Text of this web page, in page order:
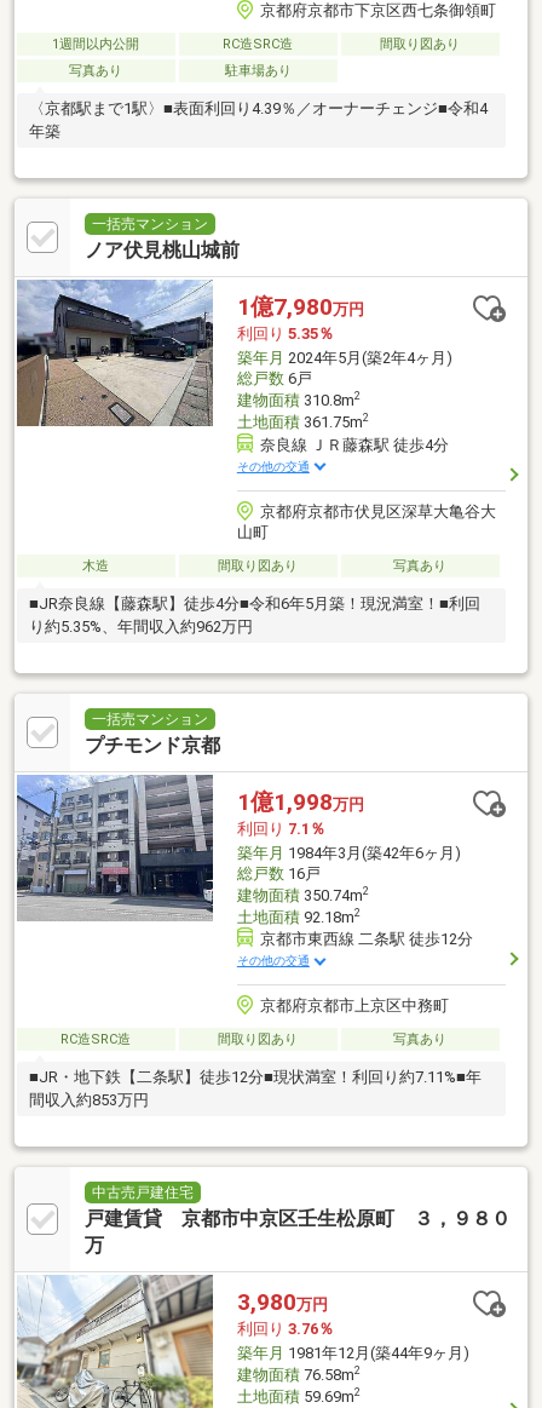
京都府京都市下京区西七条御領町
1週間以内公開 RC造SRC造
間取り図あり
写真あり
駐車場あり
〈京都駅まで1駅〉■表面利回り4.39％／オーナーチェンジ■令和4
年築
一括売マンション
ノア伏見桃山城前
1億7,980万円
利回り 5.35％
築年月 2024年5月(築2年4ヶ月)
総戸数6戸
建物面積310.8m2
土地面積361.75m2
奈良線 ＪＲ藤森駅 徒歩4分
その他の交通
京都府京都市伏見区深草大亀谷大
山町
木造 間取り図あり 写真あり
■JR奈良線【藤森駅】徒歩4分■令和6年5月築！現況満室！■利回
り約5.35%、年間収入約962万円
一括売マンション
プチモンド京都
1億1,998万円
利回り 7.1％
築年月 1984年3月(築42年6ヶ月)
総戸数16戸
建物面積350.74m2
土地面積92.18m2
京都市東西線 二条駅 徒歩12分
その他の交通
京都府京都市上京区中務町
RC造SRC造 間取り図あり 写真あり
■JR・地下鉄【二条駅】徒歩12分■現状満室！利回り約7.11%■年
間収入約853万円
中古売戸建住宅
戸建賃貸 京都市中京区壬生松原町 ３，９８０
万
3,980万円
利回り 3.76％
築年月 1981年12月(築44年9ヶ月)
建物面積76.58m2
土地面積59.69m2